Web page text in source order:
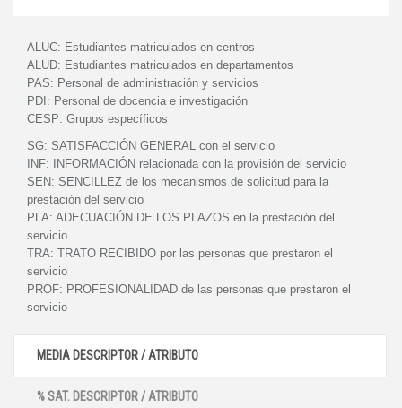
ALUC: Estudiantes matriculados en centros
ALUD: Estudiantes matriculados en departamentos
PAS: Personal de administración y servicios
PDI: Personal de docencia e investigación
CESP: Grupos específicos
SG: SATISFACCIÓN GENERAL con el servicio
INF:
INFORMACIÓN relacionada con la provisión del servicio
SEN: SENCILLEZ de los mecanismos de solicitud para la
prestación del servicio
PLA: ADECUACIÓN DE LOS PLAZOS en la prestación del
servicio
TRA: TRATO RECIBIDO por las personas que prestaron el
servicio
PROF: PROFESIONALIDAD de las personas que prestaron el
servicio
MEDIA DESCRIPTOR / ATRIBUTO
% SAT. DESCRIPTOR / ATRIBUTO